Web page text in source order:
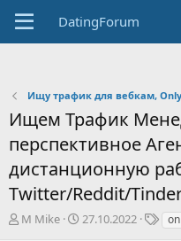
DatingForum
Ищу трафик для вебкам,
Ищем Трафик
перспективное
дистанционную
Twitter/Reddit/
А
M Mike
Д
27.10.2022
Т